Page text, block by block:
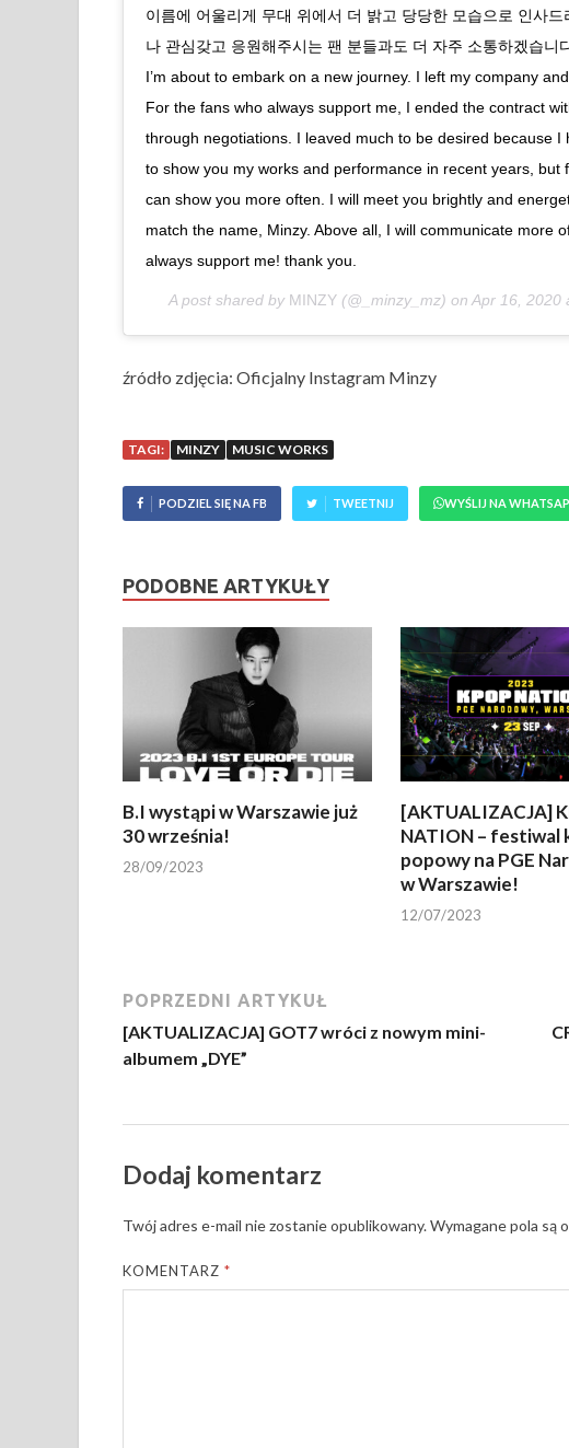
이름에 어울리게 무대 위에서 더 밝고 당당한 모습으로 인사드
나 관심갖고 응원해주시는 팬 분들과도 더 자주 소통하겠습니
I’m about to embark on a new journey. I left my company
For the fans who always support me, I ended the contract
through negotiations. I leaved much to be desired because I
to show you my works and performance in recent years, but
can show you more often. I will meet you brightly and
match the name, Minzy. Above all, I will communicate more
always support me! thank you.
A post shared by MINZY(@_minzy_mz) on Apr 16, 2020
źródło zdjęcia: Oficjalny Instagram Minzy
TAGI: MINZY MUSIC WORKS
PODZIEL SIĘ NA FB TWEETNIJ WYŚLIJ NA
PODOBNE ARTYKUŁY
B.I wystąpi w Warszawie już
30 września!
28/09/2023
[AKTUALIZACJA]
NATION – festiwal
popowy na PGE
w Warszawie!
12/07/2023
POPRZEDNI ARTYKUŁ
[AKTUALIZACJA] GOT7 wróci z nowym mini-
albumem „DYE”
Dodaj komentarz
Twój adres e-mail nie zostanie opublikowany.Wymagane pola są
KOMENTARZ*